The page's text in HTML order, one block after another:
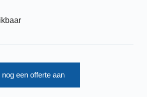
een offerte aan